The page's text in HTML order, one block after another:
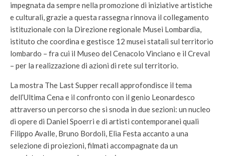
impegnata da sempre nella promozione di iniziative artistiche
e culturali, grazie a questa rassegna rinnova il collegamento
istituzionale con la Direzione regionale Musei Lombardia,
istituto che coordina e gestisce 12 musei statali sul territorio
lombardo – fra cui il Museo del Cenacolo Vinciano e il Creval
– per la realizzazione di azioni di rete sul territorio.
La mostra The Last Supper recall approfondisce il tema
dell’Ultima Cena e il confronto con il genio Leonardesco
attraverso un percorso che si snoda in due sezioni: un nucleo
di opere di Daniel Spoerri e di artisti contemporanei quali
Filippo Avalle, Bruno Bordoli, Elia Festa accanto a una
selezione di proiezioni, filmati accompagnate da un